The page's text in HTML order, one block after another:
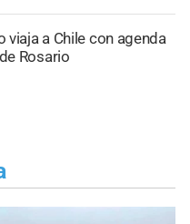
viaja a Chile con agenda
Rosario